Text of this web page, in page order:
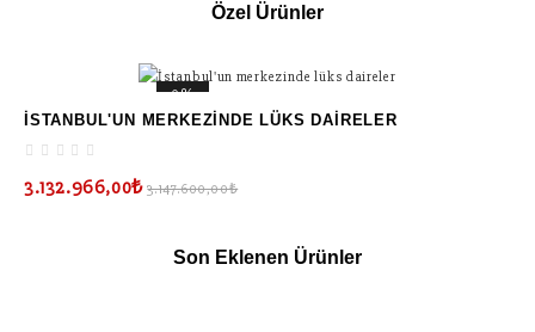
DAHA FAZLA
Özel Ürünler
0%
İSTANBUL'UN MERKEZINDE LÜKS DAIRELER
3.132.966,00₺ 3.147.600,00₺
Son Eklenen Ürünler